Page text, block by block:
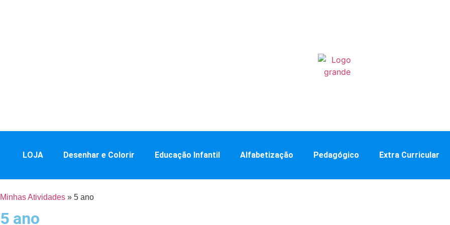
LOJA Desenhar e Colorir Educação Infantil Alfabetização Pedagógico Extra Curricular
Minhas Atividades » 5 ano
5 ano